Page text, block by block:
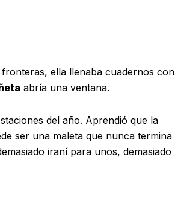
ella llenaba cuadernos con
abría una ventana.
del año. Aprendió que la
ser una maleta que nunca termina
iraní para unos, demasiado